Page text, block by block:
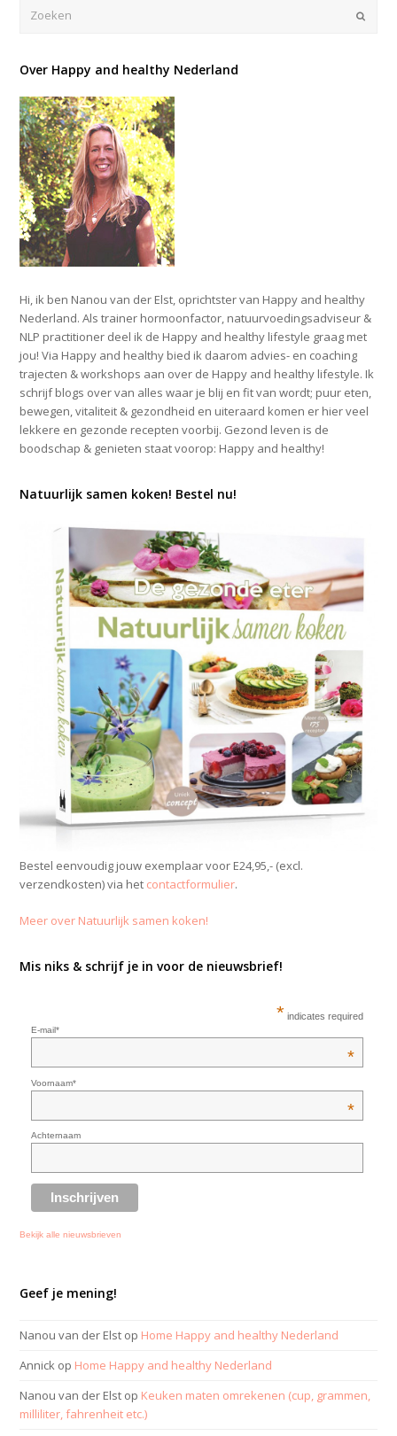
Over Happy and healthy Nederland
Hi, ik ben Nanou van der Elst, oprichtster van Happy and healthy
Nederland. Als trainer hormoonfactor, natuurvoedingsadviseur &
NLP practitioner deel ik de Happy and healthy lifestyle graag met
jou! Via Happy and healthy bied ik daarom advies- en coaching
trajecten & workshops aan over de Happy and healthy lifestyle. Ik
schrijf blogs over van alles waar je blij en fit van wordt; puur eten,
bewegen, vitaliteit & gezondheid en uiteraard komen er hier veel
lekkere en gezonde recepten voorbij. Gezond leven is de
boodschap & genieten staat voorop: Happy and healthy!
Natuurlijk samen koken! Bestel nu!
Bestel eenvoudig jouw exemplaar voor E24,95,- (excl.
verzendkosten) via het contactformulier.
Meer over Natuurlijk samen koken!
Mis niks & schrijf je in voor de nieuwsbrief!
* indicates required
E-mail*
*
Voornaam*
*
Achternaam
Bekijk alle nieuwsbrieven
Geef je mening!
Nanou van der Elst op Home Happy and healthy Nederland
Annick op Home Happy and healthy Nederland
Nanou van der Elst op Keuken maten omrekenen (cup, grammen,
milliliter, fahrenheit etc.)